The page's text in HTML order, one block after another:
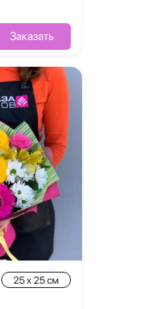
Заказать
25 x 25 см